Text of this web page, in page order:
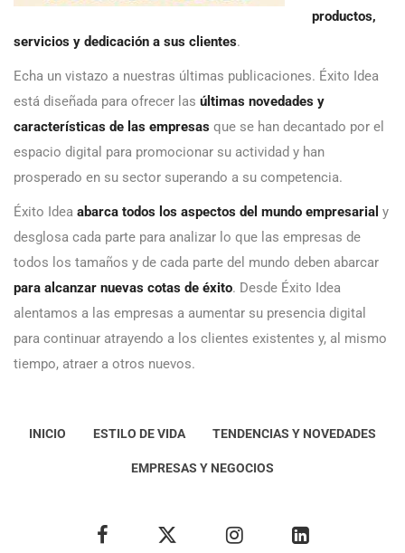
productos,
servicios y dedicación a sus clientes.
Echa un vistazo a nuestras últimas publicaciones. Éxito Idea
está diseñada para ofrecer las últimas novedades y
características de las empresas que se han decantado por el
espacio digital para promocionar su actividad y han
prosperado en su sector superando a su competencia.
Éxito Idea abarca todos los aspectos del mundo empresarial y
desglosa cada parte para analizar lo que las empresas de
todos los tamaños y de cada parte del mundo deben abarcar
para alcanzar nuevas cotas de éxito. Desde Éxito Idea
alentamos a las empresas a aumentar su presencia digital
para continuar atrayendo a los clientes existentes y, al mismo
tiempo, atraer a otros nuevos.
INICIO ESTILO DE VIDA TENDENCIAS Y NOVEDADES
EMPRESAS Y NEGOCIOS